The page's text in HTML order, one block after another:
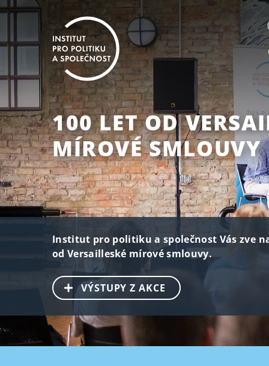
100 LET OD
MÍROVÉ SMLOUVY
Institut pro politiku a společnost Vás zve
od Versailleské mírové smlouvy.
VÝSTUPY Z AKCE